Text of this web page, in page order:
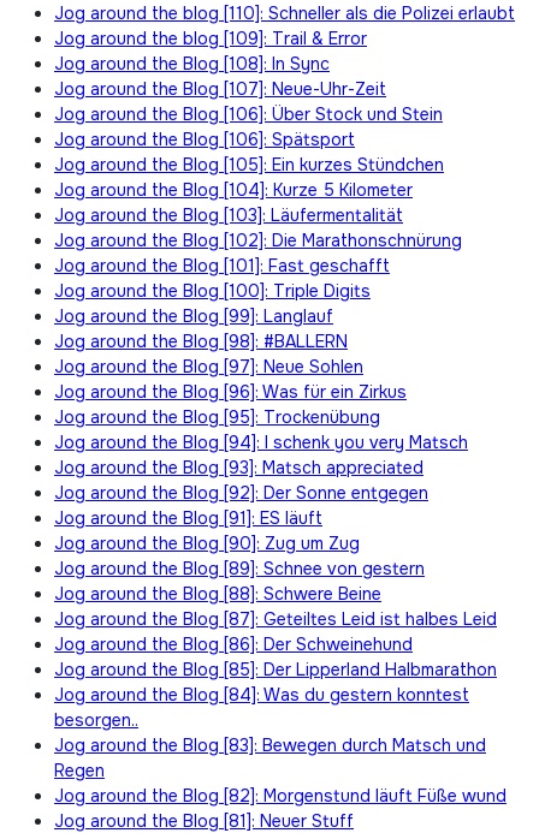
Jog around the blog [110]: Schneller als die Polizei erlaubt
Jog around the blog [109]: Trail & Error
Jog around the Blog [108]: In Sync
Jog around the Blog [107]: Neue-Uhr-Zeit
Jog around the Blog [106]: Über Stock und Stein
Jog around the Blog [106]: Spätsport
Jog around the Blog [105]: Ein kurzes Stündchen
Jog around the Blog [104]: Kurze 5 Kilometer
Jog around the Blog [103]: Läufermentalität
Jog around the Blog [102]: Die Marathonschnürung
Jog around the Blog [101]: Fast geschafft
Jog around the Blog [100]: Triple Digits
Jog around the Blog [99]: Langlauf
Jog around the Blog [98]: #BALLERN
Jog around the Blog [97]: Neue Sohlen
Jog around the Blog [96]: Was für ein Zirkus
Jog around the Blog [95]: Trockenübung
Jog around the Blog [94]: I schenk you very Matsch
Jog around the Blog [93]: Matsch appreciated
Jog around the Blog [92]: Der Sonne entgegen
Jog around the Blog [91]: ES läuft
Jog around the Blog [90]: Zug um Zug
Jog around the Blog [89]: Schnee von gestern
Jog around the Blog [88]: Schwere Beine
Jog around the Blog [87]: Geteiltes Leid ist halbes Leid
Jog around the Blog [86]: Der Schweinehund
Jog around the Blog [85]: Der Lipperland Halbmarathon
Jog around the Blog [84]: Was du gestern konntest
besorgen..
Jog around the Blog [83]: Bewegen durch Matsch und
Regen
Jog around the Blog [82]: Morgenstund läuft Füße wund
Jog around the Blog [81]: Neuer Stuff